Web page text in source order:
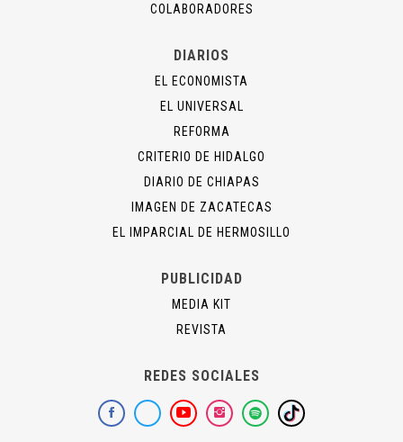
COLABORADORES
DIARIOS
EL ECONOMISTA
EL UNIVERSAL
REFORMA
CRITERIO DE HIDALGO
DIARIO DE CHIAPAS
IMAGEN DE ZACATECAS
EL IMPARCIAL DE HERMOSILLO
PUBLICIDAD
MEDIA KIT
REVISTA
REDES SOCIALES